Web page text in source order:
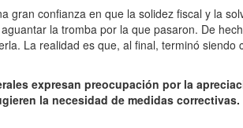
gran confianza en que la solidez fiscal y la
la tromba por la que pasaron. De
La realidad es que, al final, terminó siendo
expresan preocupación por la
la necesidad de medidas